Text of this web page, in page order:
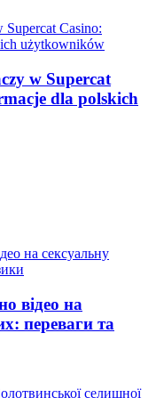
w Supercat
dla polskich
відео на
переваги та